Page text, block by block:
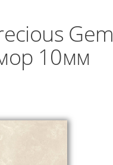
Gem
10мм